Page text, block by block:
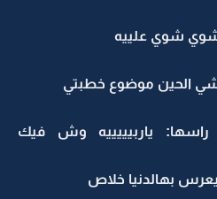
شوي شوي علييه
شي الحين موضوع خطبتي
ياربيييييه وش فيك
يعرس بهالدنيا خلاص